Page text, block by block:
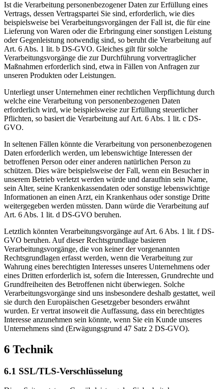
Ist die Verarbeitung personenbezogener Daten zur Erfüllung eines
Vertrags, dessen Vertragspartei Sie sind, erforderlich, wie dies
beispielsweise bei Verarbeitungsvorgängen der Fall ist, die für eine
Lieferung von Waren oder die Erbringung einer sonstigen Leistung
oder Gegenleistung notwendig sind, so beruht die Verarbeitung auf
Art. 6 Abs. 1 lit. b DS-GVO. Gleiches gilt für solche
Verarbeitungsvorgänge die zur Durchführung vorvertraglicher
Maßnahmen erforderlich sind, etwa in Fällen von Anfragen zur
unseren Produkten oder Leistungen.
Unterliegt unser Unternehmen einer rechtlichen Verpflichtung durch
welche eine Verarbeitung von personenbezogenen Daten
erforderlich wird, wie beispielsweise zur Erfüllung steuerlicher
Pflichten, so basiert die Verarbeitung auf Art. 6 Abs. 1 lit. c DS-
GVO.
In seltenen Fällen könnte die Verarbeitung von personenbezogenen
Daten erforderlich werden, um lebenswichtige Interessen der
betroffenen Person oder einer anderen natürlichen Person zu
schützen. Dies wäre beispielsweise der Fall, wenn ein Besucher in
unserem Betrieb verletzt werden würde und daraufhin sein Name,
sein Alter, seine Krankenkassendaten oder sonstige lebenswichtige
Informationen an einen Arzt, ein Krankenhaus oder sonstige Dritte
weitergegeben werden müssten. Dann würde die Verarbeitung auf
Art. 6 Abs. 1 lit. d DS-GVO beruhen.
Letztlich könnten Verarbeitungsvorgänge auf Art. 6 Abs. 1 lit. f DS-
GVO beruhen. Auf dieser Rechtsgrundlage basieren
Verarbeitungsvorgänge, die von keiner der vorgenannten
Rechtsgrundlagen erfasst werden, wenn die Verarbeitung zur
Wahrung eines berechtigten Interesses unseres Unternehmens oder
eines Dritten erforderlich ist, sofern die Interessen, Grundrechte und
Grundfreiheiten des Betroffenen nicht überwiegen. Solche
Verarbeitungsvorgänge sind uns insbesondere deshalb gestattet, weil
sie durch den Europäischen Gesetzgeber besonders erwähnt
wurden. Er vertrat insoweit die Auffassung, dass ein berechtigtes
Interesse anzunehmen sein könnte, wenn Sie ein Kunde unseres
Unternehmens sind (Erwägungsgrund 47 Satz 2 DS-GVO).
6 Technik
6.1 SSL/TLS-Verschlüsselung